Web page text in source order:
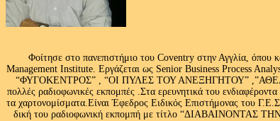
Φοίτησε στο πανεπιστήμιο του Coventry στην Αγγλία, όπου
Management Institute. Εργάζεται ως Senior Business Process
“ΦΥΓΟΚΕΝΤΡΟΣ” , “ΟΙ ΠΥΛΕΣ ΤΟΥ ΑΝΕΞΗΓΗΤΟΥ”
πολλές ραδιοφωνικές εκπομπές .Στα ερευνητικά του
τα χαρτονομίσματα.Είναι Έφεδρος Ειδικός Επιστήμονας του
δική του ραδιοφωνική εκπομπή με τίτλο “ΔΙΑΒΑΙΝΟΝΤΑΣ